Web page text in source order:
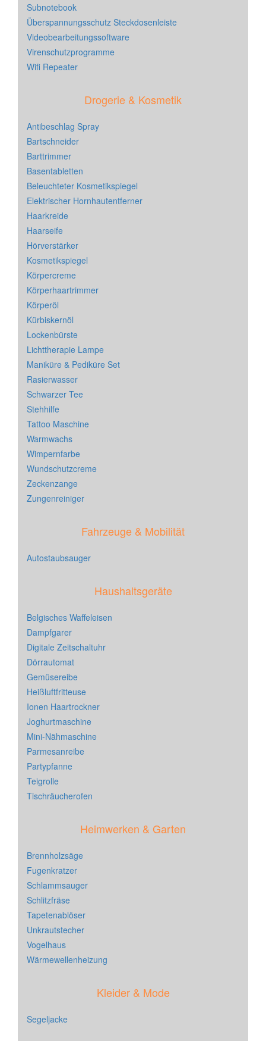
Subnotebook
Überspannungsschutz Steckdosenleiste
Videobearbeitungssoftware
Virenschutzprogramme
Wifi Repeater
Drogerie & Kosmetik
Antibeschlag Spray
Bartschneider
Barttrimmer
Basentabletten
Beleuchteter Kosmetikspiegel
Elektrischer Hornhautentferner
Haarkreide
Haarseife
Hörverstärker
Kosmetikspiegel
Körpercreme
Körperhaartrimmer
Körperöl
Kürbiskernöl
Lockenbürste
Lichttherapie Lampe
Maniküre & Pediküre Set
Rasierwasser
Schwarzer Tee
Stehhilfe
Tattoo Maschine
Warmwachs
Wimpernfarbe
Wundschutzcreme
Zeckenzange
Zungenreiniger
Fahrzeuge & Mobilität
Autostaubsauger
Haushaltsgeräte
Belgisches Waffeleisen
Dampfgarer
Digitale Zeitschaltuhr
Dörrautomat
Gemüsereibe
Heißluftfritteuse
Ionen Haartrockner
Joghurtmaschine
Mini-Nähmaschine
Parmesanreibe
Partypfanne
Teigrolle
Tischräucherofen
Heimwerken & Garten
Brennholzsäge
Fugenkratzer
Schlammsauger
Schlitzfräse
Tapetenablöser
Unkrautstecher
Vogelhaus
Wärmewellenheizung
Kleider & Mode
Segeljacke